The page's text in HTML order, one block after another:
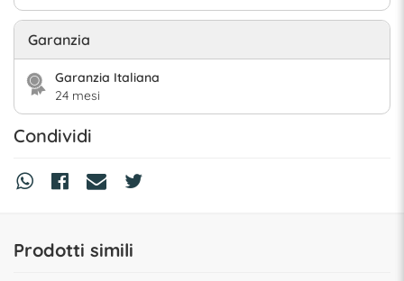
Garanzia
Garanzia Italiana
24 mesi
Condividi
Prodotti simili